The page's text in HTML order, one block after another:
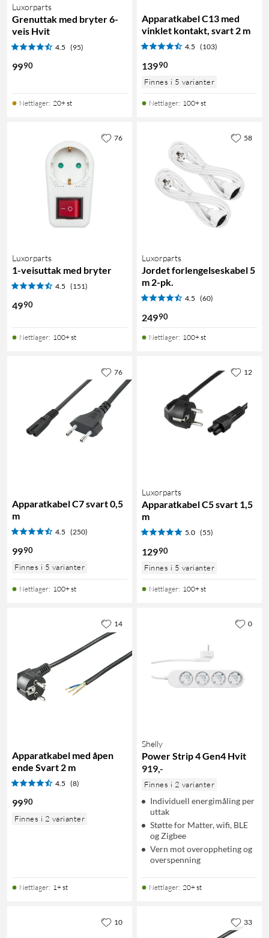
Luxorparts
Grenuttak med bryter 6-
veis Hvit
4.5 (95)
9990
Nettlager: 20+ st
Apparatkabel C13 med
vinklet kontakt, svart 2 m
4.5 (103)
13990
Finnes i 5 varianter
Nettlager: 100+ st
Luxorparts
1-veisuttak med bryter
4.5 (151)
4990
Nettlager: 100+ st
76
Luxorparts
Jordet forlengelseskabel 5
m 2-pk.
4.5 (60)
24990
Nettlager: 100+ st
58
Apparatkabel C7 svart 0,5
m
4.5 (250)
9990
Finnes i 5 varianter
Nettlager: 100+ st
76
Luxorparts
Apparatkabel C5 svart 1,5
m
5.0 (55)
12990
Finnes i 5 varianter
Nettlager: 100+ st
12
Apparatkabel med åpen
ende Svart 2 m
4.5 (8)
9990
Finnes i 2 varianter
Nettlager: 1+ st
14
Shelly
Power Strip 4 Gen4 Hvit
919,-
Finnes i 2 varianter
Individuell energimåling per
uttak
Støtte for Matter, wifi, BLE
og Zigbee
Vern mot overoppheting og
overspenning
Nettlager: 20+ st
0
10 33